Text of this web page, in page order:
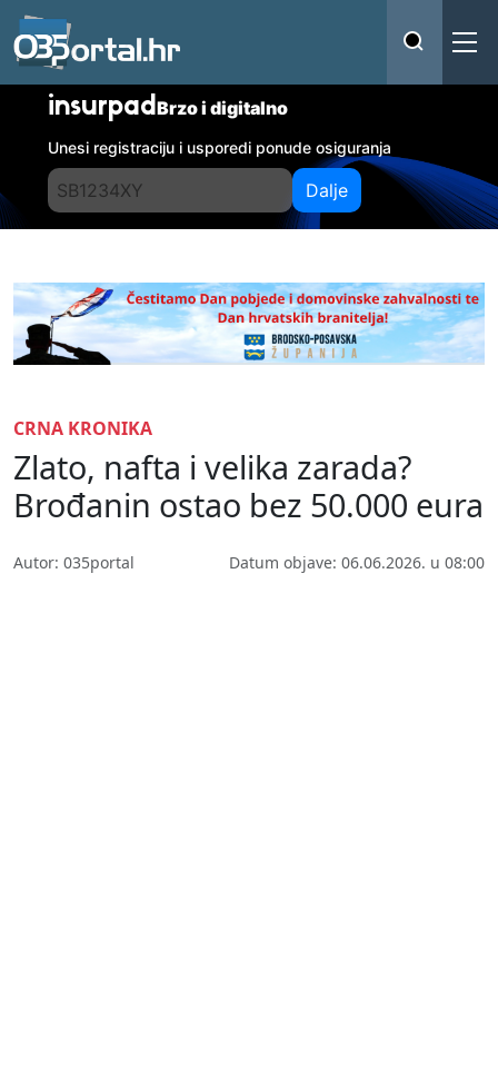
insurpadBrzo i digitalno
Unesi registraciju i usporedi ponude osiguranja
Dalje
CRNA KRONIKA
Zlato, nafta i velika zarada?
Brođanin ostao bez 50.000 eura
Autor: 035portal Datum objave: 06.06.2026. u 08:00